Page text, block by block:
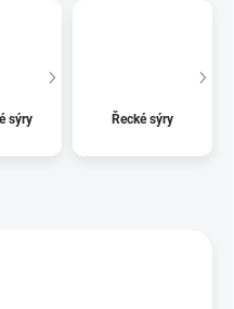
sýry Řecké sýry